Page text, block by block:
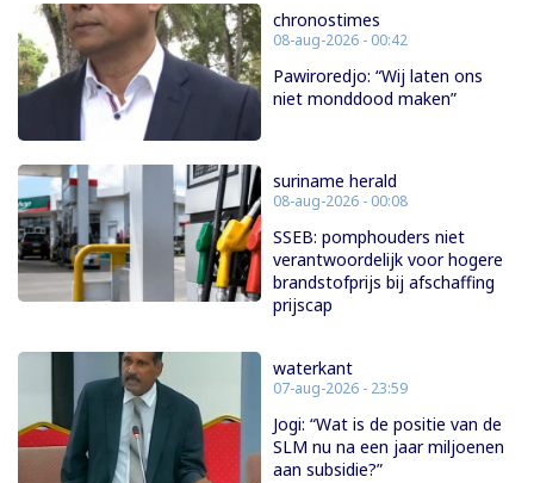
chronostimes
08-aug-2026 - 00:42
Pawiroredjo: “Wij laten ons
niet monddood maken”
suriname herald
08-aug-2026 - 00:08
SSEB: pomphouders niet
verantwoordelijk voor hogere
brandstofprijs bij afschaffing
prijscap
waterkant
07-aug-2026 - 23:59
Jogi: “Wat is de positie van de
SLM nu na een jaar miljoenen
aan subsidie?”